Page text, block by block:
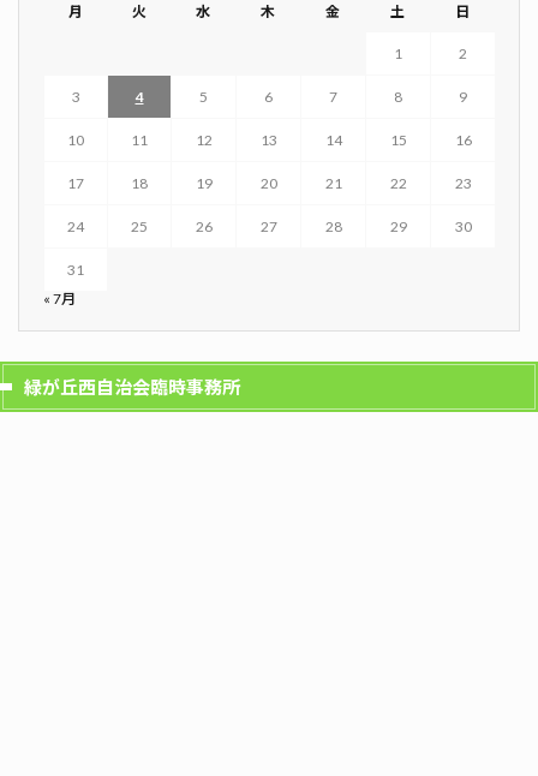
月 火 水 木 金 土 日
1 2
3 4 5 6 7 8 9
10 11 12 13 14 15 16
17 18 19 20 21 22 23
24 25 26 27 28 29 30
31
« 7月
緑が丘西自治会臨時事務所